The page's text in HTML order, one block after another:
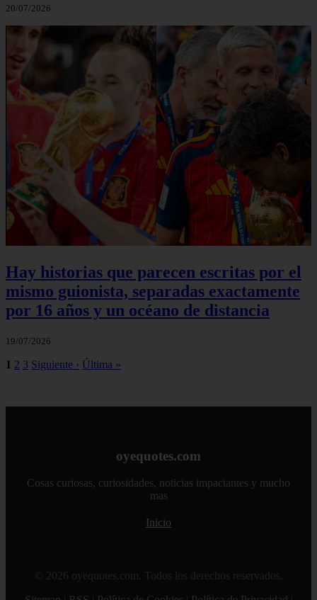
20/07/2026
Hay historias que parecen escritas por el
mismo guionista, separadas exactamente
por 16 años y un océano de distancia
19/07/2026
1 2 3 Siguiente › Última »
oyequotes.com
Cosas curiosas, curiosidades, noticias impactantes y mucho
mas
Inicio
© 2026 oyequotes.com. Todos los derechos reservados.